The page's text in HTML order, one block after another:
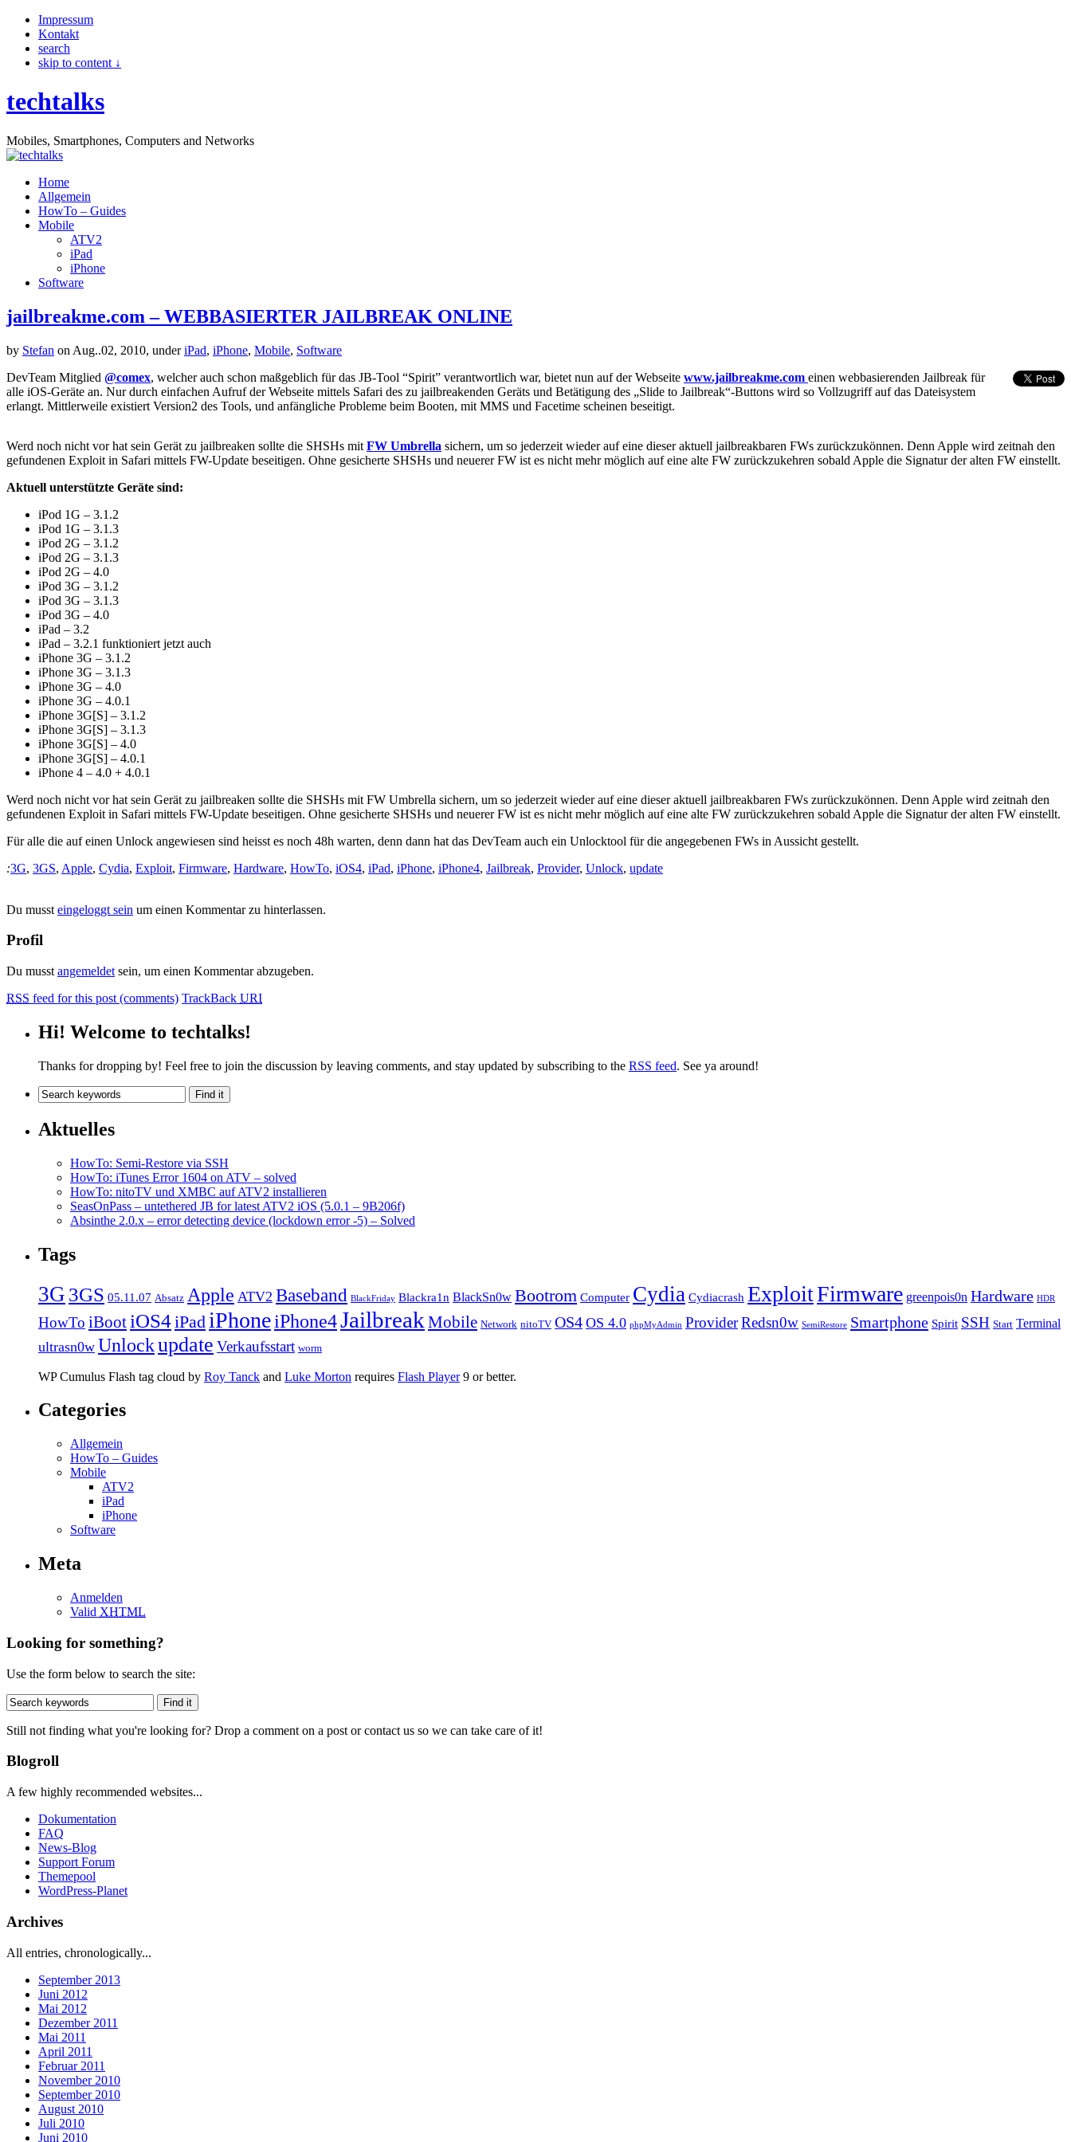
Impressum
Kontakt
search
skip to content ↓
techtalks
Mobiles, Smartphones, Computers and Networks
Home
Allgemein
HowTo – Guides
Mobile
ATV2
iPad
iPhone
Software
jailbreakme.com – WEBBASIERTER JAILBREAK ONLINE
by Stefan on Aug..02, 2010, underiPad, iPhone, Mobile, Software
DevTeam Mitglied @comex, welcher auch schon maßgeblich für das JB-Tool “Spirit” verantwortlich war, bietet nun auf der Webseite www.jailbreakme.com einen webbasierenden Jailbreak für
alle iOS-Geräte an. Nur durch einfachen Aufruf der Webseite mittels Safari des zu jailbreakenden Geräts und Betätigung des „Slide to Jailbreak“-Buttons wird so Vollzugriff auf das Dateisystem
erlangt. Mittlerweile existiert Version2 des Tools, und anfängliche Probleme beim Booten, mit MMS und Facetime scheinen beseitigt.
Werd noch nicht vor hat sein Gerät zu jailbreaken sollte die SHSHs mit FW Umbrella sichern, um so jederzeit wieder auf eine dieser aktuell jailbreakbaren FWs zurückzukönnen. Denn Apple wird zeitnah den
gefundenen Exploit in Safari mittels FW-Update beseitigen. Ohne gesicherte SHSHs und neuerer FW ist es nicht mehr möglich auf eine alte FW zurückzukehren sobald Apple die Signatur der alten FW einstellt.
Aktuell unterstützte Geräte sind:
iPod 1G – 3.1.2
iPod 1G – 3.1.3
iPod 2G – 3.1.2
iPod 2G – 3.1.3
iPod 2G – 4.0
iPod 3G – 3.1.2
iPod 3G – 3.1.3
iPod 3G – 4.0
iPad – 3.2
iPad – 3.2.1 funktioniert jetzt auch
iPhone 3G – 3.1.2
iPhone 3G – 3.1.3
iPhone 3G – 4.0
iPhone 3G – 4.0.1
iPhone 3G[S] – 3.1.2
iPhone 3G[S] – 3.1.3
iPhone 3G[S] – 4.0
iPhone 3G[S] – 4.0.1
iPhone 4 – 4.0 + 4.0.1
Werd noch nicht vor hat sein Gerät zu jailbreaken sollte die SHSHs mit FW Umbrella sichern, um so jederzeit wieder auf eine dieser aktuell jailbreakbaren FWs zurückzukönnen. Denn Apple wird zeitnah den
gefundenen Exploit in Safari mittels FW-Update beseitigen. Ohne gesicherte SHSHs und neuerer FW ist es nicht mehr möglich auf eine alte FW zurückzukehren sobald Apple die Signatur der alten FW einstellt.
Für alle die auf einen Unlock angewiesen sind heisst es noch 48h warten, denn dann hat das DevTeam auch ein Unlocktool für die angegebenen FWs in Aussicht gestellt.
:3G, 3GS, Apple, Cydia, Exploit, Firmware, Hardware, HowTo, iOS4, iPad, iPhone, iPhone4, Jailbreak, Provider, Unlock, update
Du musst eingeloggt sein um einen Kommentar zu hinterlassen.
Profil
Du musst angemeldet sein, um einen Kommentar abzugeben.
RSS feed for this post (comments) TrackBack URI
Hi! Welcome to techtalks!
Thanks for dropping by! Feel free to join the discussion by leaving comments, and stay updated by subscribing to the RSS feed. See ya around!
Aktuelles
HowTo: Semi-Restore via SSH
HowTo: iTunes Error 1604 on ATV – solved
HowTo: nitoTV und XMBC auf ATV2 installieren
SeasOnPass – untethered JB for latest ATV2 iOS (5.0.1 – 9B206f)
Absinthe 2.0.x – error detecting device (lockdown error -5) – Solved
Tags
3G 3GS 05.11.07 Absatz Apple ATV2 Baseband BlackFriday Blackra1n BlackSn0w Bootrom Computer Cydia Cydiacrash ExploitFirmware greenpois0n Hardware HDR
HowTo iBoot iOS4iPad iPhoneiPhone4Jailbreak Mobile Network nitoTV OS4 OS 4.0 phpMyAdmin ProviderRedsn0w SemiRestore Smartphone Spirit SSH Start Terminal
ultrasn0w Unlockupdate Verkaufsstart worm
WP Cumulus Flash tag cloud by Roy Tanck and Luke Morton requires Flash Player9 or better.
Categories
Allgemein
HowTo – Guides
Mobile
ATV2
iPad
iPhone
Software
Meta
Anmelden
Valid XHTML
Looking for something?
Use the form below to search the site:
Still not finding what you're looking for? Drop a comment on a post or contact us so we can take care of it!
Blogroll
A few highly recommended websites...
Dokumentation
FAQ
News-Blog
Support Forum
Themepool
WordPress-Planet
Archives
All entries, chronologically...
September 2013
Juni 2012
Mai 2012
Dezember 2011
Mai 2011
April 2011
Februar 2011
November 2010
September 2010
August 2010
Juli 2010
Juni 2010